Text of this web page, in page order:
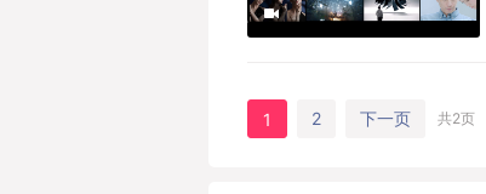
1 2 下一页 共2页